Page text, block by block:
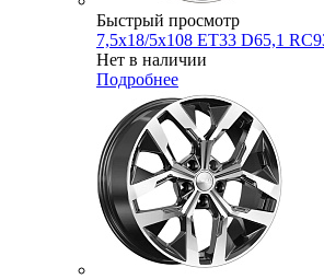
Быстрый просмотр
7,5x18/5x108 ET33 D65,1
Нет в наличии
Подробнее